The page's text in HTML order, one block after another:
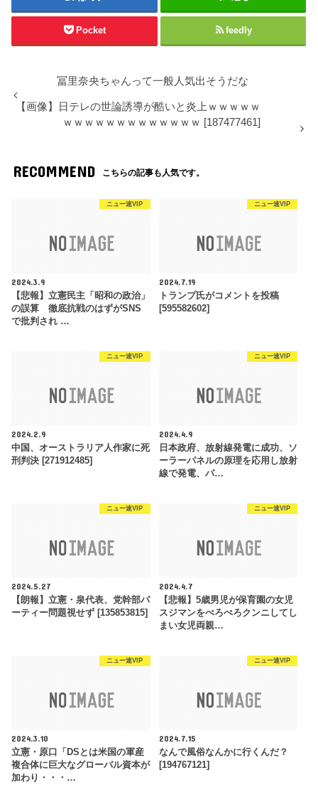
Pocket feedly
冨里奈央ちゃんって一般人気出そうだな
【画像】日テレの世論誘導が酷いと炎上ｗｗｗｗｗ
ｗｗｗｗｗｗｗｗｗｗｗｗｗ [187477461]
RECOMMEND こちらの記事も人気です。
ニュー速VIP
2024.3.9
【悲報】立憲民主「昭和の政治」
の誤算 徹底抗戦のはずがSNS
で批判され …
ニュー速VIP
2024.7.19
トランプ氏がコメントを投稿
[595582602]
ニュー速VIP
2024.2.9
中国、オーストラリア人作家に死
刑判決 [271912485]
ニュー速VIP
2024.4.9
日本政府、放射線発電に成功、ソ
ーラーパネルの原理を応用し放射
線で発電、パ…
ニュー速VIP
2024.5.27
【朗報】立憲・泉代表、党幹部パ
ーティー問題視せず [135853815]
ニュー速VIP
2024.4.7
【悲報】5歳男児が保育園の女児
スジマンをぺろぺろクンニしてし
まい女児両親…
ニュー速VIP
2024.3.10
立憲・原口「DSとは米国の軍産
複合体に巨大なグローバル資本が
加わり・・・…
ニュー速VIP
2024.7.15
なんで風俗なんかに行くんだ？
[194767121]